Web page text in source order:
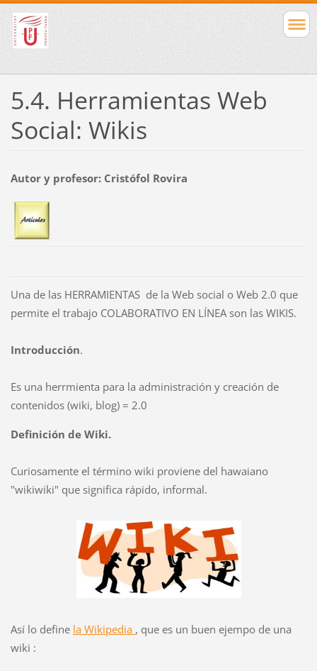
5.4. Herramientas Web
Social: Wikis
Autor y profesor: Cristófol Rovira
Una de las HERRAMIENTAS de la Web social o Web 2.0 que
permite el trabajo COLABORATIVO EN LÍNEA son las WIKIS.
Introducción.
Es una herrmienta para la administración y creación de
contenidos (wiki, blog) = 2.0
Definición de Wiki.
Curiosamente el término wiki proviene del hawaiano
"wikiwiki" que significa rápido, informal.
Así lo define la Wikipedia , que es un buen ejempo de una
wiki :